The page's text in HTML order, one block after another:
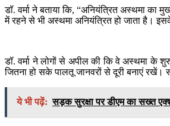
डॉ. वर्मा ने बताया कि, “अनियंत्रित अस्थमा
में रहने से भी अस्थमा अनियंत्रित हो जाता है।
डॉ. वर्मा ने लोगों से अपील की कि वे अस्थमा
जितना हो सके पालतू जानवरों से दूरी बनाएं
ये भी पढ़ें: सड़क सुरक्षा पर डीएम का सख्त